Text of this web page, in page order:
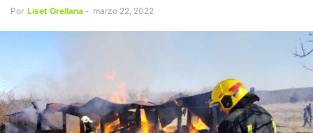
Por Liset Orellana - marzo 22, 2022